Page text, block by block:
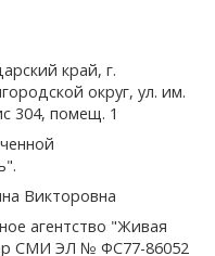
край, г.
округ, ул. им.
304, помещ. 1
Викторовна
агентство "Живая
СМИ ЭЛ № ФС77-86052